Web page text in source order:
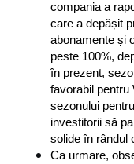
compania a
care a depășit
abonamente și
peste 100%,
în prezent,
favorabil pentru
sezonului
investitorii să
solide în rândul
Ca urmare,